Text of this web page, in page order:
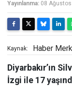
Yayınlanma: 08
Kaynak: Haber
Diyarbakır’ın
İzgi ile 17